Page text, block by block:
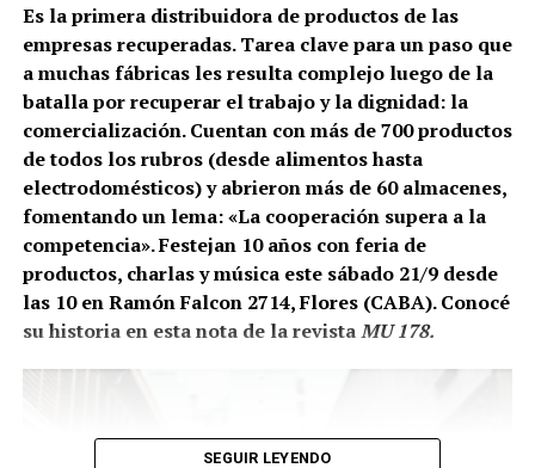
Es la primera distribuidora de productos de las
empresas recuperadas. Tarea clave para un paso que
a muchas fábricas les resulta complejo luego de la
batalla por recuperar el trabajo y la dignidad: la
comercialización. Cuentan con más de 700 productos
de todos los rubros (desde alimentos hasta
electrodomésticos) y abrieron más de 60 almacenes,
fomentando un lema: «La cooperación supera a la
competencia». Festejan 10 años con feria de
productos, charlas y música este sábado 21/9 desde
las 10 en Ramón Falcon 2714, Flores (CABA). Conocé
su historia en esta nota de la revistaMU 178.
SEGUIR LEYENDO